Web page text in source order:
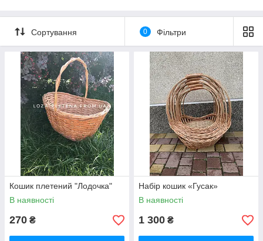
Сортування 0 Фільтри
Кошик плетений "Лодочка"
В наявності
270 ₴
Набір кошик «Гусак»
В наявності
1 300 ₴